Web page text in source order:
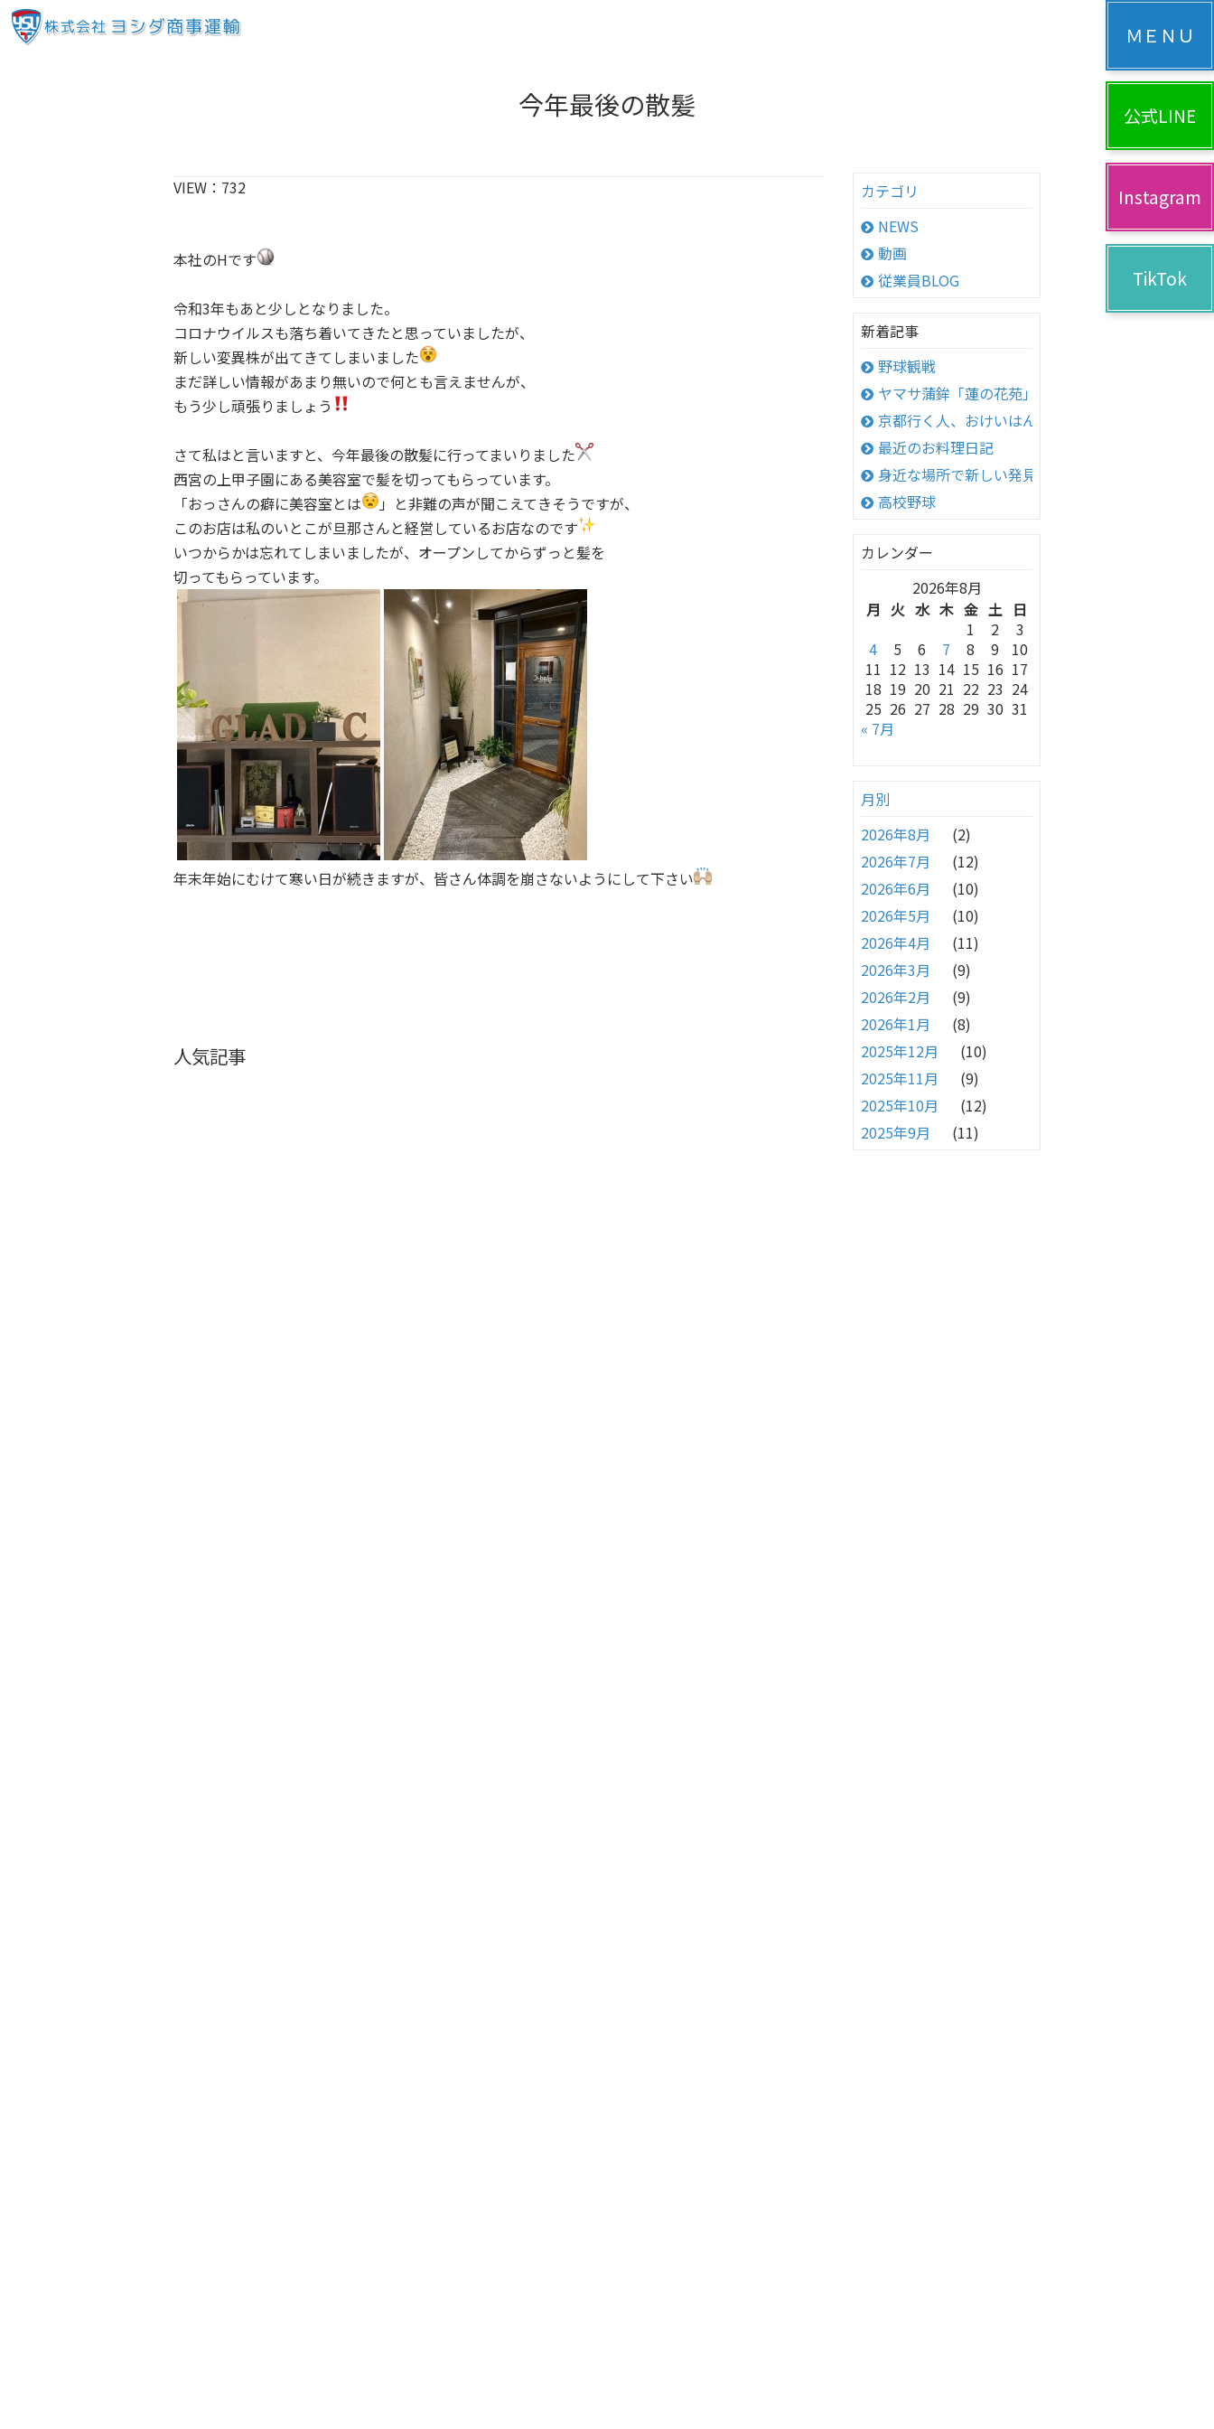
今年最後の散髪
VIEW： 732
本社のHです
令和3年もあと少しとなりました。
コロナウイルスも落ち着いてきたと思っていましたが、
新しい変異株が出てきてしまいました
まだ詳しい情報があまり無いので何とも言えませんが、
もう少し頑張りましょう
さて私はと言いますと、今年最後の散髪に行ってまいりました
西宮の上甲子園にある美容室で髪を切ってもらっています。
「おっさんの癖に美容室とは
」と非難の声が聞こえてきそうですが、
このお店は私のいとこが旦那さんと経営しているお店なのです
いつからかは忘れてしまいましたが、オープンしてからずっと髪を
切ってもらっています。
年末年始にむけて寒い日が続きますが、皆さん体調を崩さないようにして下さい
人気記事
カテゴリ
NEWS
動画
従業員BLOG
新着記事
野球観戦
ヤマサ蒲鉾「蓮の花苑」へ
京都行く人、おけいはん
最近のお料理日記
身近な場所で新しい発見！
高校野球
カレンダー
2026年8月
月 火 水 木 金 土 日
1
2
3
4
5 6 7 8 9
10
11 12 13 14 15 16 17
18 19 20 21 22 23 24
25 26 27 28 29 30 31
« 7月
月別
2026年8月
(2)
2026年7月
(12)
2026年6月
(10)
2026年5月
(10)
2026年4月
(11)
2026年3月
(9)
2026年2月
(9)
2026年1月
(8)
2025年12月
(10)
2025年11月
(9)
2025年10月
(12)
2025年9月
(11)
公式LINE
Instagram
TikTok